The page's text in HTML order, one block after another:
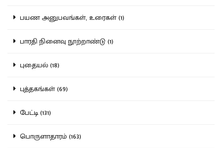
பயண அனுபவங்கள், உரைகள் (1)
பாரதி நினைவு நூற்றாண்டு (1)
புதையல் (18)
புத்தகங்கள் (69)
பேட்டி (131)
பொருளாதாரம் (163)